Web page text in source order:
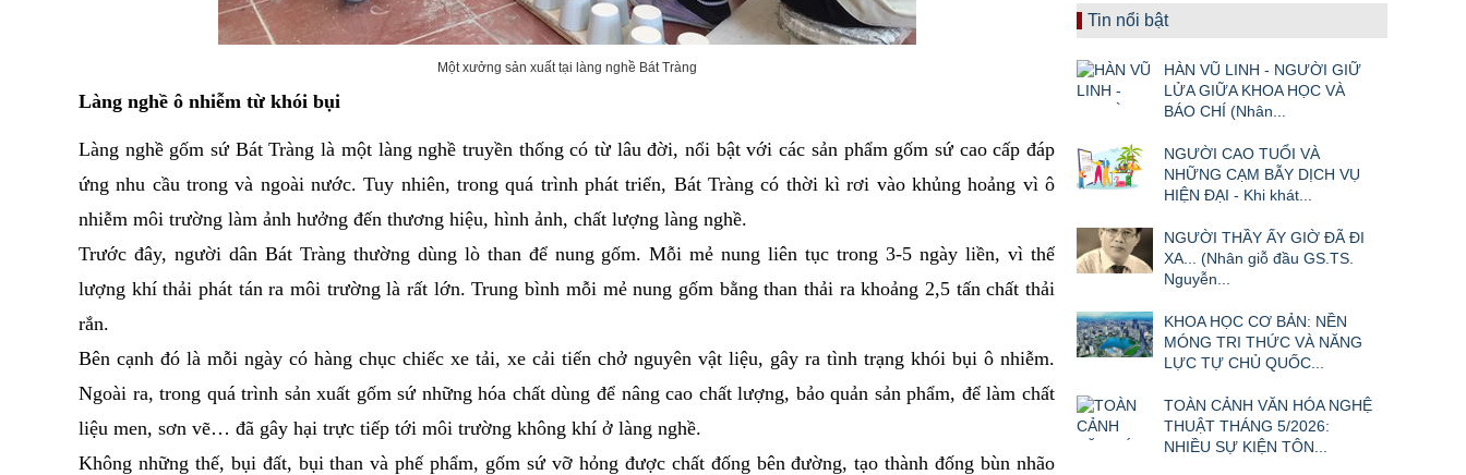
Một xưởng sản xuất tại làng nghề Bát Tràng
Làng nghề ô nhiễm từ khói bụi
Làng nghề gốm sứ Bát Tràng là một làng nghề truyền thống có từ lâu đời, nổi bật với các sản phẩm gốm sứ cao cấp đáp
ứng nhu cầu trong và ngoài nước. Tuy nhiên, trong quá trình phát triển, Bát Tràng có thời kì rơi vào khủng hoảng vì ô
nhiễm môi trường làm ảnh hưởng đến thương hiệu, hình ảnh, chất lượng làng nghề.
Trước đây, người dân Bát Tràng thường dùng lò than để nung gốm. Mỗi mẻ nung liên tục trong 3-5 ngày liền, vì thế
lượng khí thải phát tán ra môi trường là rất lớn. Trung bình mỗi mẻ nung gốm bằng than thải ra khoảng 2,5 tấn chất thải
rắn.
Bên cạnh đó là mỗi ngày có hàng chục chiếc xe tải, xe cải tiến chở nguyên vật liệu, gây ra tình trạng khói bụi ô nhiễm.
Ngoài ra, trong quá trình sản xuất gốm sứ những hóa chất dùng để nâng cao chất lượng, bảo quản sản phẩm, để làm chất
liệu men, sơn vẽ… đã gây hại trực tiếp tới môi trường không khí ở làng nghề.
Không những thế, bụi đất, bụi than và phế phẩm, gốm sứ vỡ hỏng được chất đống bên đường, tạo thành đống bùn nhão
Tin nổi bật
HÀN VŨ LINH - NGƯỜI GIỮ
LỬA GIỮA KHOA HỌC VÀ
BÁO CHÍ (Nhân...
NGƯỜI CAO TUỔI VÀ
NHỮNG CẠM BẪY DỊCH VỤ
HIỆN ĐẠI - Khi khát...
NGƯỜI THẦY ẤY GIỜ ĐÃ ĐI
XA... (Nhân giỗ đầu GS.TS.
Nguyễn...
KHOA HỌC CƠ BẢN: NỀN
MÓNG TRI THỨC VÀ NĂNG
LỰC TỰ CHỦ QUỐC...
TOÀN CẢNH VĂN HÓA NGHỆ
THUẬT THÁNG 5/2026:
NHIỀU SỰ KIỆN TÔN...